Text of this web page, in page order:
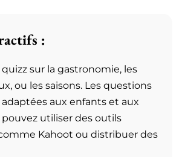
:
sur la gastronomie, les
ou les saisons. Les questions
aux enfants et aux
pouvez utiliser des outils
Kahoot ou distribuer des